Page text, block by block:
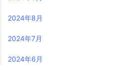
2024年8月
2024年7月
2024年6月